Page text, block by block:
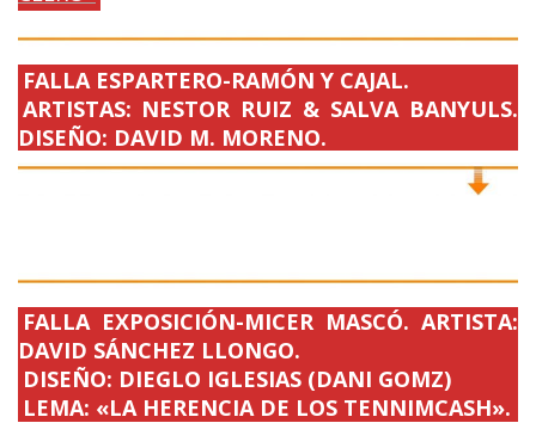
FALLA ESPARTERO-RAMÓN Y CAJAL.
ARTISTAS: NESTOR RUIZ & SALVA BANYULS.
DISEÑO: DAVID M. MORENO.
FALLA EXPOSICIÓN-MICER MASCÓ. ARTISTA:
DAVID SÁNCHEZ LLONGO.
DISEÑO: DIEGLO IGLESIAS (DANI GOMZ)
LEMA: «LA HERENCIA DE LOS TENNIMCASH».